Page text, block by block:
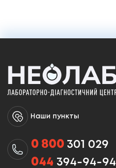
Наши пункты
0 800 301 029
044 394-94-94